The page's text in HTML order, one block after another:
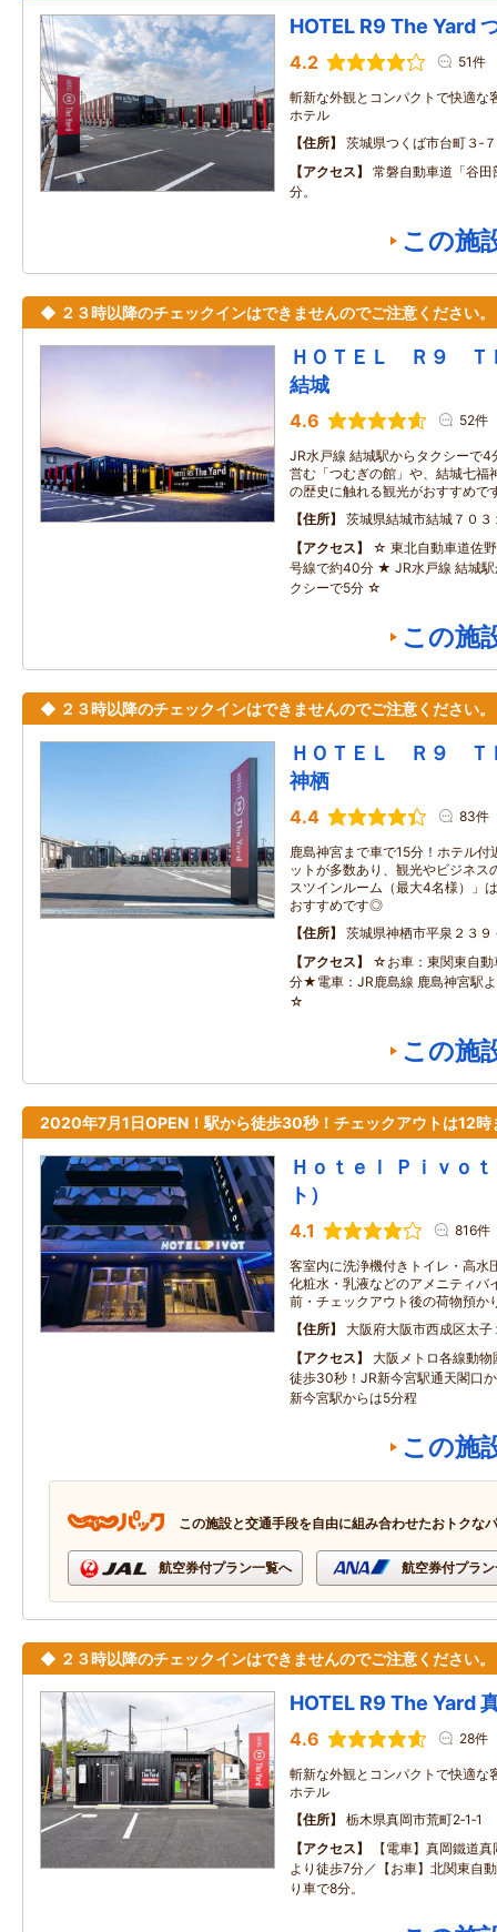
HOTEL R9 The Yard
4.2 51件
斬新な外観とコンパクトで快適な
ホテル
住所
茨城県つくば市台町３‐
アクセス
常磐自動車道「谷
分。
この施
◆ ２３時以降のチェックインはできませんのでご注意ください。
ＨＯＴＥＬ Ｒ９
結城
4.6 52件
JR水戸線 結城駅からタクシーで
営む「つむぎの館」や、結城七福
の歴史に触れる観光がおすすめで
住所
茨城県結城市結城７０３
アクセス
☆ 東北自動車道佐
号線で約40分 ★ JR水戸線 結城駅
クシーで5分 ☆
この施
◆ ２３時以降のチェックインはできませんのでご注意ください。
ＨＯＴＥＬ Ｒ９
神栖
4.4 83件
鹿島神宮まで車で15分！ホテル
ットが多数あり、観光やビジネス
スツインルーム（最大4名様）」
おすすめです◎
住所
茨城県神栖市平泉２３９
アクセス
☆お車：東関東自動
分★電車：JR鹿島線 鹿島神宮駅
☆
この施
2020年7月1日OPEN！駅から徒歩30秒！チェックアウトは12時
Ｈｏｔｅｌ Ｐｉｖｏ
ト）
4.1 816件
客室内に洗浄機付きトイレ・高水
化粧水・乳液などのアメニティバ
前・チェックアウト後の荷物預か
住所
大阪府大阪市西成区太子
アクセス
大阪メトロ各線動
徒歩30秒！JR新今宮駅通天閣口
新今宮駅からは5分程
この施
この施設と交通手段を自由に組み合わせたおトクな
航空券付プラン一覧へ 航空券付プラ
◆ ２３時以降のチェックインはできませんのでご注意ください。
HOTEL R9 The Yard
4.6 28件
斬新な外観とコンパクトで快適な
ホテル
住所
栃木県真岡市荒町2‐1‐1
アクセス
【電車】真岡鐵道
より徒歩7分／【お車】北関東自
り車で8分。